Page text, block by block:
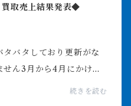
取売上結果発表◆
バタしており更新がな
ん3月から4月にかけて
日タイ便3月19日ペルー便
続きを読む